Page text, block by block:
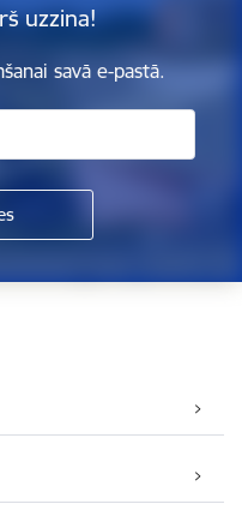
uzzina!
savā e-pastā.